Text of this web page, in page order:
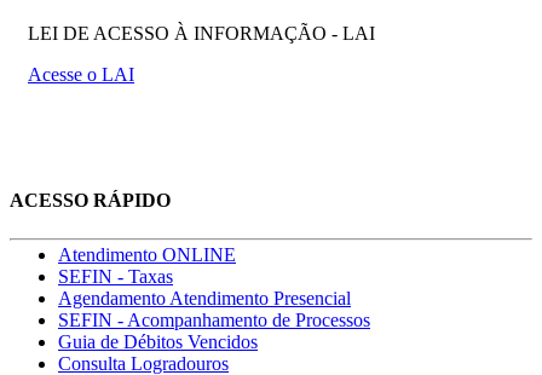
LEI DE ACESSO À INFORMAÇÃO - LAI
Acesse o LAI
ACESSO RÁPIDO
Atendimento ONLINE
SEFIN - Taxas
Agendamento Atendimento Presencial
SEFIN - Acompanhamento de Processos
Guia de Débitos Vencidos
Consulta Logradouros